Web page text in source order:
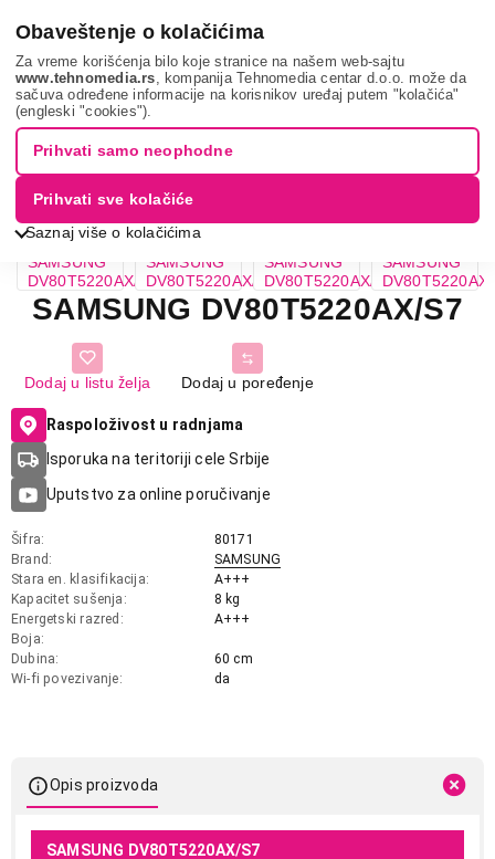
Obaveštenje o kolačićima
Za vreme korišćenja bilo koje stranice na našem web-sajtu
www.tehnomedia.rs , kompanija Tehnomedia centar d.o.o. može da
sačuva određene informacije na korisnikov uređaj putem "kolačića"
(engleski "cookies").
Saznaj više o kolačićima
Prihvati samo neophodne
Prihvati sve kolačiće
Samsung dv80t52...
SAMSUNG DV80T5220AX/S7
Dodaj u poređenje
Dodaj u listu želja
Raspoloživost u radnjama
Isporuka na teritoriji cele Srbije
Uputstvo za online poručivanje
Šifra
80171
Brand
SAMSUNG
Stara en. klasifikacija
A+++
Kapacitet sušenja
8 kg
Energetski razred
A+++
Boja
Dubina
60 cm
Wi-fi povezivanje
da
Opis proizvoda
SAMSUNG DV80T5220AX/S7